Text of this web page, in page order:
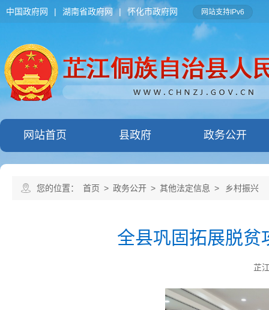
中国政府网 | 湖南省政府网 | 怀化市政府网 网站支持IPv6
网站首页 县政府 政务公开
您的位置： 首页 > 政务公开 > 其他法定信息 > 乡村振兴
全县巩固拓展脱贫
芷